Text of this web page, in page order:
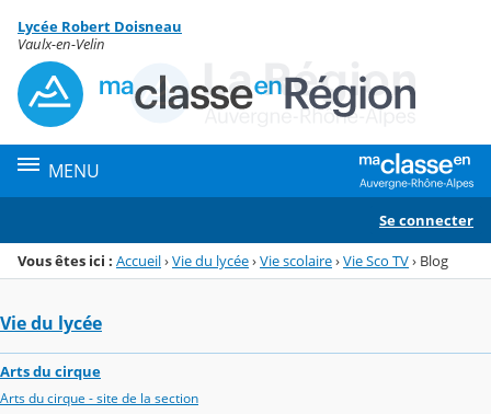
Menu de la rubrique
Contenu
Lycée Robert Doisneau
Vaulx-en-Velin
MENU
Se connecter
Vous êtes ici : Accueil›Vie du lycée›Vie scolaire›Vie Sco TV› Blog
Vie du lycée
Arts du cirque
Arts du cirque - site de la section